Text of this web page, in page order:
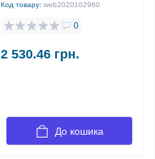
Код товару: web2020102960
0
2 530.46 грн.
До кошика